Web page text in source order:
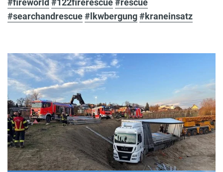
#fireworld #122firerescue#rescue
#searchandrescue#lkwbergung#kraneinsatz